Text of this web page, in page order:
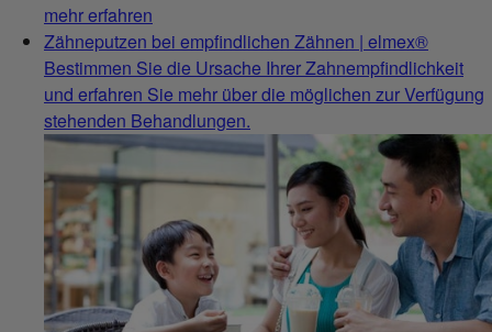
mehr erfahren
Zähneputzen bei empfindlichen Zähnen | elmex®
Bestimmen Sie die Ursache Ihrer Zahnempfindlichkeit
und erfahren Sie mehr über die möglichen zur Verfügung
stehenden Behandlungen.